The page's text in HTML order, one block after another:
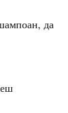
да